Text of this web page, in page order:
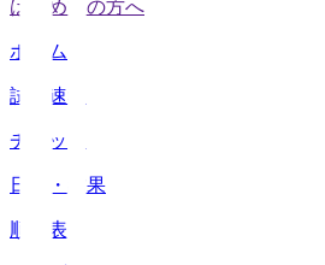
はじめての方へ
ホーム
試合速報
チケット
日程・結果
順位表